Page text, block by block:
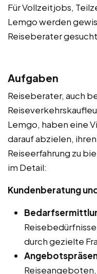
Für Vollzeitjobs,
Lemgo werden
Reiseberater
Aufgaben
Reiseberater, auch
Lemgo, haben eine
darauf abzielen,
Reiseerfahrung zu
im Detail:
Kundenberatung
durch gezielte